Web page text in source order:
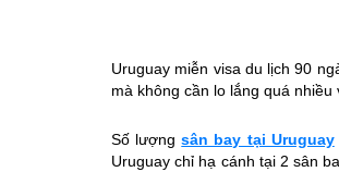
Uruguay miễn visa du lịch 90
mà không cần lo lắng quá
Số lượngsân bay tại Uruguay
Uruguay chỉ hạ cánh tại 2 sân